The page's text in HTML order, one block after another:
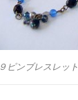
９ピンブレスレット